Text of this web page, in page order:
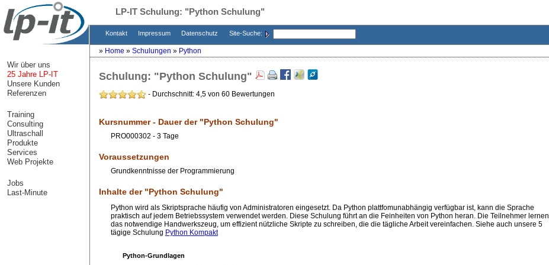
LP-IT Schulung: "Python Schulung"
Kontakt Impressum Datenschutz Site-Suche:
» Home » Schulungen » Python
Schulung: "Python Schulung"
- Durchschnitt: 4,5 von 60 Bewertungen
Kursnummer - Dauer der "Python Schulung"
PRO000302 - 3 Tage
Voraussetzungen
Grundkenntnisse der Programmierung
Inhalte der "Python Schulung"
Python wird als Skriptsprache häufig von Administratoren eingesetzt. Da Python plattfomunabhängig verfügbar ist, kann die Sprache
praktisch auf jedem Betriebssystem verwendet werden. Diese Schulung führt an die Feinheiten von Python heran. Die Teilnehmer lernen
das notwendige Handwerkszeug, um effizient nützliche Skripte zu schreiben, die die tägliche Arbeit vereinfachen. Siehe auch unsere 5
tägige Schulung Python Kompakt
Python-Grundlagen
Wir über uns
25 Jahre LP-IT
Unsere Kunden
Referenzen
Training
Consulting
Ultraschall
Produkte
Services
Web Projekte
Jobs
Last-Minute